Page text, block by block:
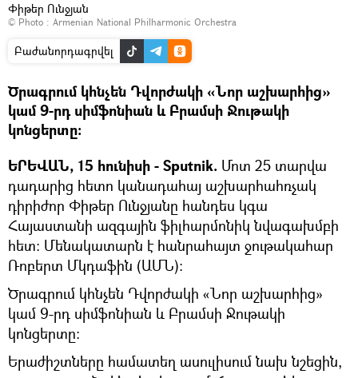
Փիթեր Ունջյան
© Photo : Armenian National Philharmonic Orchestra
Բաժանորդագրվել
Ծրագրում կհնչեն Դվորժակի «Նոր աշխարհից»
կամ 9-րդ սիմֆոնիան և Բրամսի Ջութակի
կոնցերտը։
ԵՐԵՎԱՆ, 15 հունիսի - Sputnik. Մոտ 25 տարվա
դադարից հետո կանադահայ աշխարհահռչակ
դիրիժոր Փիթեր Ունջյանը հանդես կգա
Հայաստանի ազգային ֆիլհարմոնիկ նվագախմբի
հետ։ Մենակատարն է հանրահայտ ջութակահար
Ռոբերտ Մկդաֆին (ԱՄՆ)։
Ծրագրում կհնչեն Դվորժակի «Նոր աշխարհից»
կամ 9-րդ սիմֆոնիան և Բրամսի Ջութակի
կոնցերտը։
Երաժիշտները համատեղ ասուլիսում նախ նշեցին,